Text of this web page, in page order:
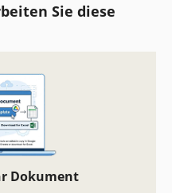
Sie diese
Dokument